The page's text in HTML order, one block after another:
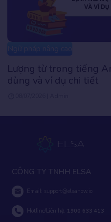
Interested in là gì?
interested in
CÔNG TY TNHH ELSA
Email: support@elsanow.io
Hotline/Liên hệ: 1900 633 413